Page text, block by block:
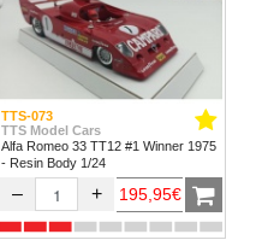
TTS-073
TTS Model Cars
Alfa Romeo 33 TT12 #1 Winner 1975
- Resin Body 1/24
– + 195,95€